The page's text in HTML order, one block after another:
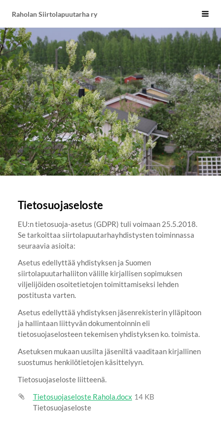
Siirry
sisältöön
Raholan Siirtolapuutarha ry
Tietosuojaseloste
EU:n tietosuoja-asetus (GDPR) tuli voimaan 25.5.2018.
Se tarkoittaa siirtolapuutarhayhdistysten toiminnassa
seuraavia asioita:
Asetus edellyttää yhdistyksen ja Suomen
siirtolapuutarhaliiton välille kirjallisen sopimuksen
viljelijöiden osoitetietojen toimittamiseksi lehden
postitusta varten.
Asetus edellyttää yhdistyksen jäsenrekisterin ylläpitoon
ja hallintaan liittyvän dokumentoinnin eli
tietosuojaselosteen tekemisen yhdistyksen ko. toimista.
Asetuksen mukaan uusilta jäseniltä vaaditaan kirjallinen
suostumus henkilötietojen käsittelyyn.
Tietosuojaseloste liitteenä.
Tietosuojaseloste Rahola.docx 14 KB
Tietosuojaseloste